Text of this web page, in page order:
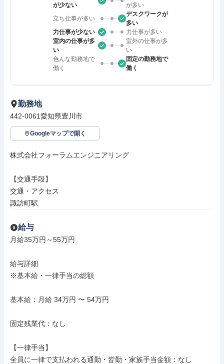
が少ない
が多い
立ち仕事が多い
デスクワークが
多い
力仕事が少ない
力仕事が多い
室内の仕事が多
い
室外の仕事が多
い
色んな勤務地で
働く
固定の勤務地で
働く
勤務地
442-0061愛知県豊川市
Googleマップで開く
株式会社フォーラムエンジニアリング
【交通手段】
交通・アクセス
諏訪町駅
給与
月給35万円～55万円
給与詳細
※基本給・一律手当の総額
基本給：月給 34万円 〜 54万円
固定残業代：なし
【一律手当】
全員に一律で支払われる通勤・皆勤・家族手当金額：なし